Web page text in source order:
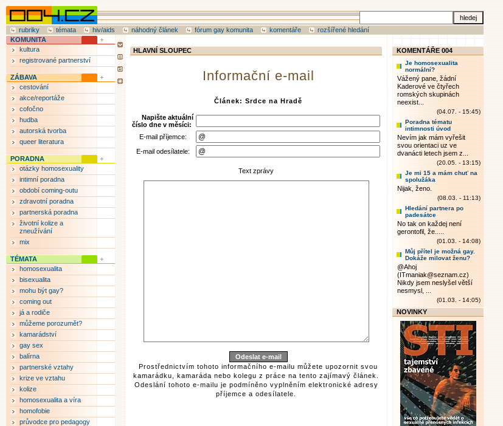
rubriky témata hiv/aids náhodný článek fórum gay komunita komentáře rozšířené hledání
HLAVNÍ SLOUPEC
Informační e-mail
Článek: Srdce na Hradě
Napište aktuální
číslo dne v měsíci:
E-mail příjemce:
E-mail odesílatele:
Text zprávy
Prostřednictvím tohoto informačního e-mailu můžete upozornit svou
kamarádku, kamaráda nebo kolegu z práce na tento zajímavý článek.
Odeslání tohoto e-mailu je podmíněno vyplněním elektronické adresy
příjemce a odesílatele.
KOMUNITA
kultura
registrované partnerství
ZÁBAVA
cestování
akce/reportáže
cofočno
hudba
autorská tvorba
queer literatura
PORADNA
otázky homosexuality
intimní poradna
období coming-outu
zdravotní poradna
partnerská poradna
životní kolize a
zneužívání
mix
TÉMATA
homosexualita
bisexualita
mohu být gay?
coming out
já a rodiče
můžeme porozumět?
kamarádství
gay sex
balírna
partnerské vztahy
krize ve vztahu
kolize
homosexualita a víra
homofobie
průvodce pro pedagogy
KOMENTÁŘE 004
Je homosexualita
normální?
Vážený pane, žádní
Kaderové ve čtyřech
romských skupinách
neexist...
(04.07. - 15:45)
Poradna tématu
intimnosti úvod
Nevím jak mám vyřešit
svou orientaci uz ve
dvanácti letech jsem z...
(20.05. - 13:15)
Je mi 15 a mám chuť na
spolužáka
Nijak, ženo.
(08.03. - 11:13)
Hledání partnera po
padesátce
No tak on každej není
gerontofil, že.....
(01.03. - 14:08)
Můj přítel je možná gay.
Dokáže milovat ženu?
@Ahoj
(ITmaniak@seznam.cz)
Nikdy jsem neslyšel větší
nesmysl, ...
(01.03. - 14:05)
NOVINKY